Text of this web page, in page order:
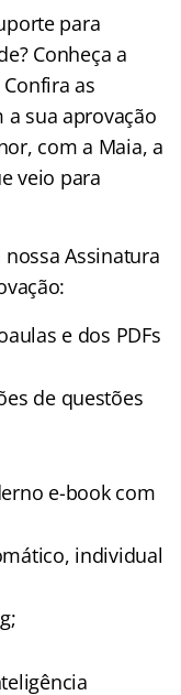
para
Conheça a
Confira as
a sua aprovação
com a Maia, a
veio para
Assinatura
e dos PDFs
de questões
e-book com
individual